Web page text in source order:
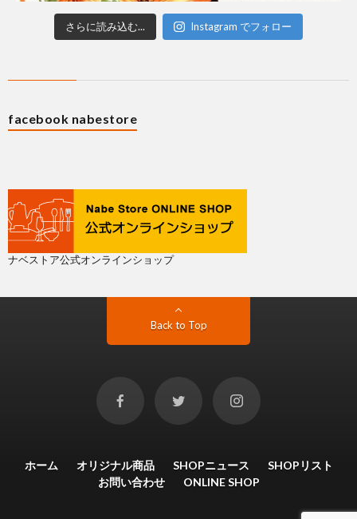
さらに読み込む... Instagram でフォロー
facebook nabestore
ナベストア公式オンラインショップ
Back to Top
ホーム オリジナル商品 SHOPニュース
SHOPリスト
お問い合わせ
ONLINE SHOP